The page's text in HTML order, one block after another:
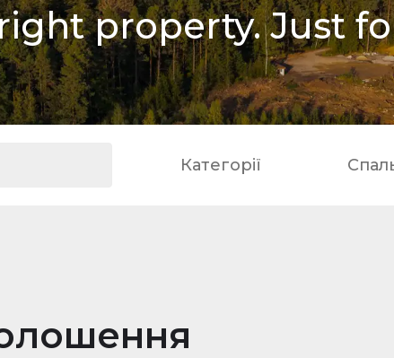
property. Just
Категорії